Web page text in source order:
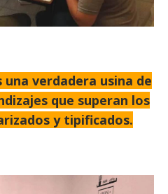
una verdadera usina de
que superan los
y tipificados.